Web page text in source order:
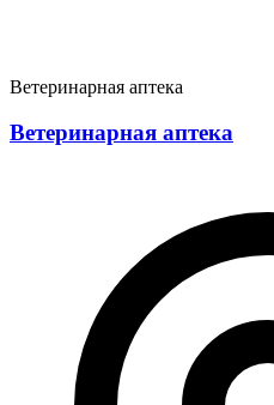
Ветеринарная аптека
Ветеринарная аптека